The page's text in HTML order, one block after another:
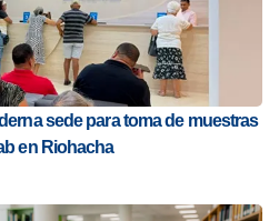
sede para toma de muestras
en Riohacha